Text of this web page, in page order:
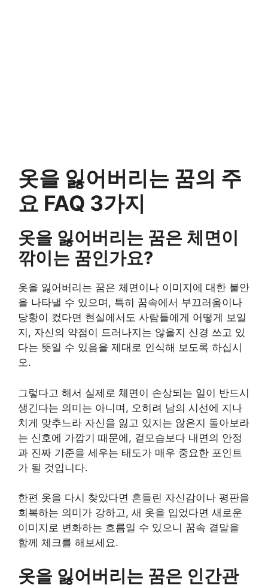
옷을 잃어버리는 꿈의 주
요 FAQ 3가지
옷을 잃어버리는 꿈은 체면이
깎이는 꿈인가요?
옷을 잃어버리는 꿈은 체면이나 이미지에 대한 불안
을 나타낼 수 있으며, 특히 꿈속에서 부끄러움이나
당황이 컸다면 현실에서도 사람들에게 어떻게 보일
지, 자신의 약점이 드러나지는 않을지 신경 쓰고 있
다는 뜻일 수 있음을 제대로 인식해 보도록 하십시
오.
그렇다고 해서 실제로 체면이 손상되는 일이 반드시
생긴다는 의미는 아니며, 오히려 남의 시선에 지나
치게 맞추느라 자신을 잃고 있지는 않은지 돌아보라
는 신호에 가깝기 때문에, 겉모습보다 내면의 안정
과 진짜 기준을 세우는 태도가 매우 중요한 포인트
가 될 것입니다.
한편 옷을 다시 찾았다면 흔들린 자신감이나 평판을
회복하는 의미가 강하고, 새 옷을 입었다면 새로운
이미지로 변화하는 흐름일 수 있으니 꿈속 결말을
함께 체크를 해보세요.
옷을 잃어버리는 꿈은 인간관